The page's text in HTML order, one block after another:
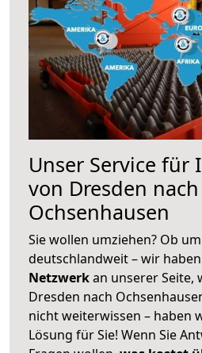
Unser Service für
von Dresden nach
Ochsenhausen
Sie wollen umziehen? Ob
deutschlandweit – wir
Netzwerkan unserer Seite,
Dresden nach
nicht weiterwissen – haben
Lösung für Sie! Wenn Sie